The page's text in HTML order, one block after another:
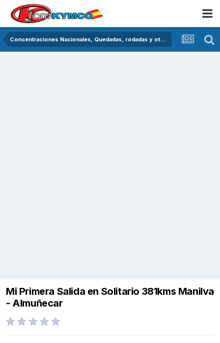
Concentraciones Nacionales, Quedadas, rodadas y otras crónicas del asfalto
Mi Primera Salida en Solitario 381kms Manilva
- Almuñecar